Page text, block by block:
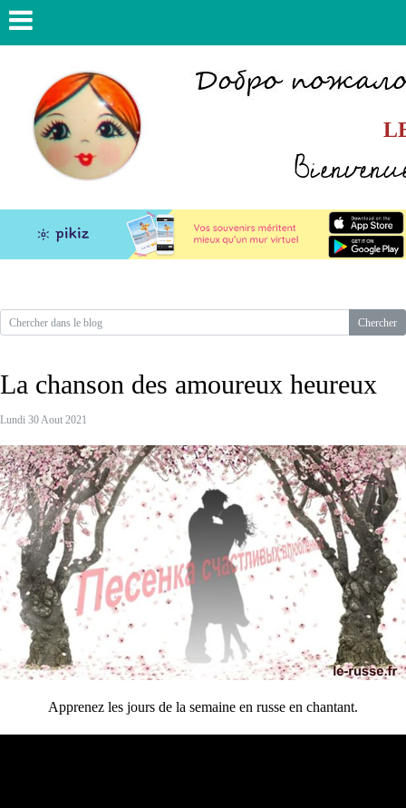
La chanson des amoureux heureux
Lundi 30 Aout 2021
Apprenez les jours de la semaine en russe en chantant.